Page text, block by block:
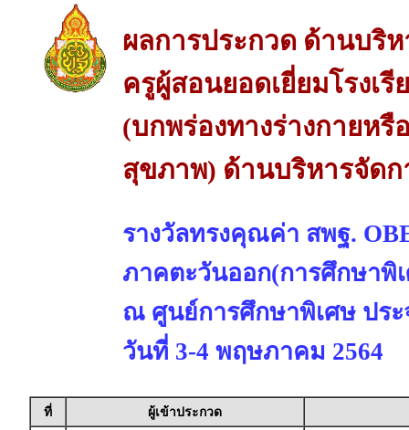
ผลการประกวด ด้านบริ
ครูผู้สอนยอดเยี่ยมโรงเ
(บกพร่องทางร่างกายหรื
สุขภาพ) ด้านบริหารจัดก
รางวัลทรงคุณค่า สพฐ.
ภาคตะวันออก(การศึกษาพิ
ณ ศูนย์การศึกษาพิเศษ ประ
วันที่ 3-4 พฤษภาคม 2564
ที่
ผู้เข้าประกวด